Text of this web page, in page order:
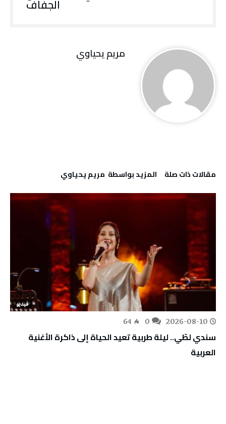
الجفاف
مريم يحياوي
‫مقالات ذات صلة‬ ‫‫المزيد بواسطة‬ ‬ مريم يحياوي
فيديو
2026-08-10
64
سندي لطّي.. ليلة طربية تعيد الحياة إلى ذاكرة الأغنية
العربية